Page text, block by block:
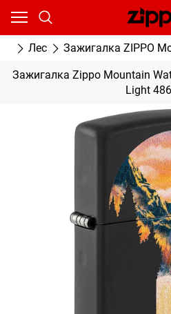
Лес Зажигалка ZIPPO
Зажигалка Zippo Mountain
Light
Ваш город - Москва,
От выбранного города зависят